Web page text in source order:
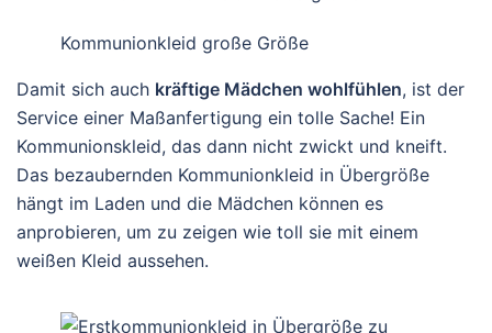
Kommunionkleid große Größe
Damit sich auch kräftige Mädchen wohlfühlen, ist der
Service einer Maßanfertigung ein tolle Sache! Ein
Kommunionskleid, das dann nicht zwickt und kneift.
Das bezaubernden Kommunionkleid in Übergröße
hängt im Laden und die Mädchen können es
anprobieren, um zu zeigen wie toll sie mit einem
weißen Kleid aussehen.